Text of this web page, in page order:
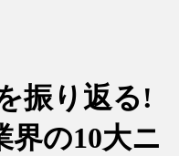
振り返る!
界の10大ニ